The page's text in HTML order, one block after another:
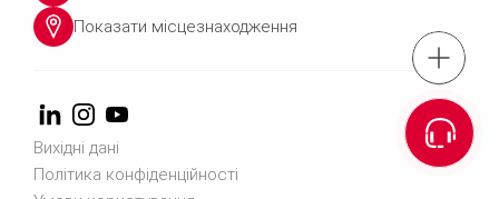
Тел.:
Зворотній
Показати місцезнаходження
Вихідні дані
Політика конфіденційності